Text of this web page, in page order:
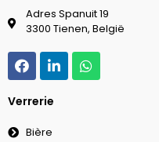
Adres Spanuit 19
3300 Tienen, België
Verrerie
Bière